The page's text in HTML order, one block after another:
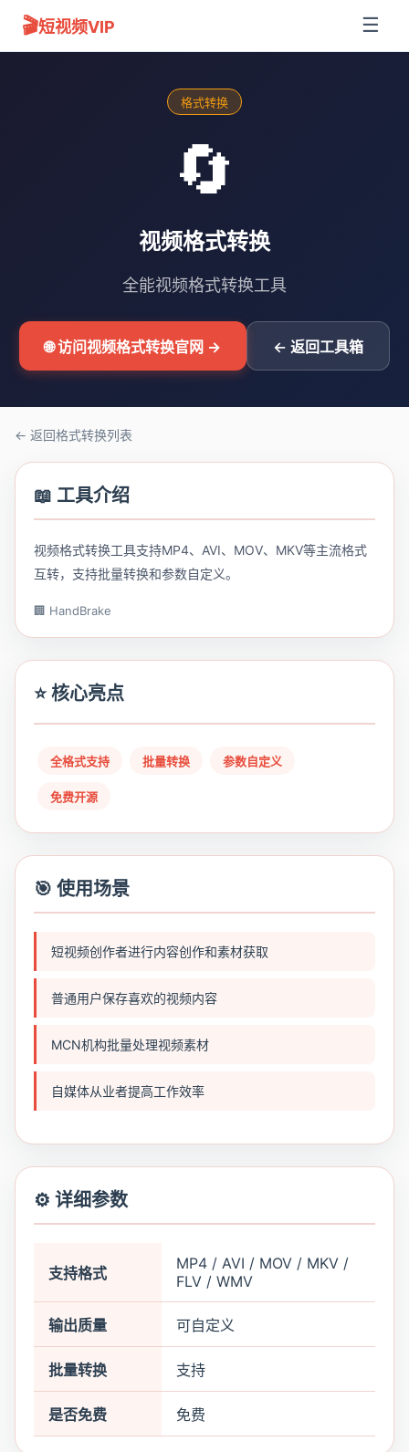
🎬短视频VIP ☰
格式转换
🔄
视频格式转换
全能视频格式转换工具
🌐 访问视频格式转换官网 → ← 返回工具箱
← 返回格式转换列表
📖 工具介绍
视频格式转换工具支持MP4、AVI、MOV、MKV等主流格式
互转，支持批量转换和参数自定义。
🏢 HandBrake
⭐ 核心亮点
全格式支持 批量转换 参数自定义
免费开源
🎯 使用场景
短视频创作者进行内容创作和素材获取
普通用户保存喜欢的视频内容
MCN机构批量处理视频素材
自媒体从业者提高工作效率
⚙️ 详细参数
支持格式
MP4 / AVI / MOV / MKV /
FLV / WMV
输出质量 可自定义
批量转换 支持
是否免费 免费